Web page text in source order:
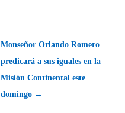
Monseñor Orlando Romero
predicará a sus iguales en la
Misión Continental este
domingo →